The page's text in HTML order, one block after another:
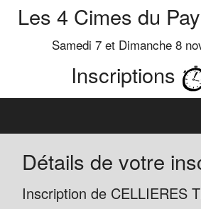
Les 4 Cimes du
Samedi 7 et Dimanche 8
Inscriptions
Inscription
Préinscrits
Détails de votre
Inscription de CELLIERES